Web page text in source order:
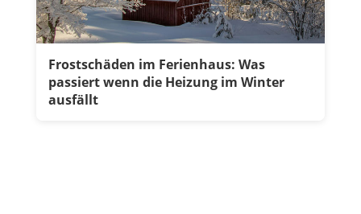
Frostschäden im Ferienhaus: Was
passiert wenn die Heizung im Winter
ausfällt